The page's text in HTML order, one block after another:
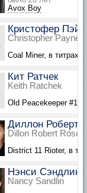
Avox Boy
Кристофер Пэйн
Christopher Payne
Coal Miner, в титрах
Кит Ратчек
Keith Ratchek
Old Peacekeeper #1,
Диллон Роберт
Dillon Robert
District 11 Rioter, в
Нэнси Сэндлин
Nancy Sandlin